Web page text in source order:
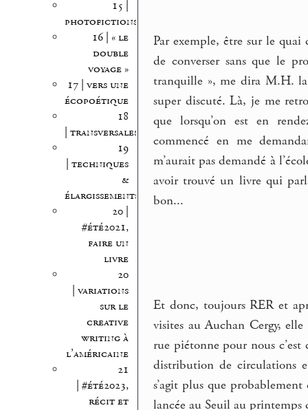
15 |
photofictions
16 | « le
double
voyage »
17 | vers une
écopoétique
18
| transversales
19
| techniques
&
élargissements
20 |
#été2021,
faire un
livre
20
| variations
sur le
creative
writing à
l’américaine
21
| #été2023,
récit et
Par exemple, être sur le
de converser sans que le
tranquille », me dira M.H. la
super discuté. Là, je me
que lorsqu’on est en
commencé en me
m’aurait pas demandé à
avoir trouvé un livre qui
bon...
Et donc, toujours RER et
visites au Auchan Cergy,
rue piétonne pour nous
distribution de circulations
s’agit plus que
lancée au Seuil au